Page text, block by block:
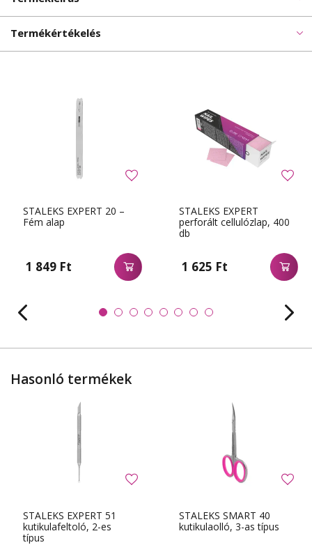
Termékértékelés
STALEKS EXPERT 20 –
Fém alap
1 849 Ft
STALEKS EXPERT
perforált cellulózlap, 400
db
1 625 Ft
Hasonló termékek
STALEKS EXPERT 51
kutikulafeltoló, 2-es
típus
STALEKS SMART 40
kutikulaolló, 3-as típus